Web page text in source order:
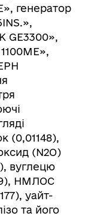
генератор
GE3300»,
(0,01148),
(N2O)
вуглецю
НМЛОС
уайт-
та його